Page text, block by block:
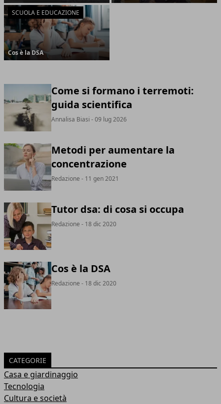
SCUOLA E EDUCAZIONE
Cos è la DSA
Come si formano i terremoti:
guida scientifica
Annalisa Biasi - 09 lug 2026
Metodi per aumentare la
concentrazione
Redazione - 11 gen 2021
Tutor dsa: di cosa si occupa
Redazione - 18 dic 2020
Cos è la DSA
Redazione - 18 dic 2020
CATEGORIE
Casa e giardinaggio
Tecnologia
Cultura e società